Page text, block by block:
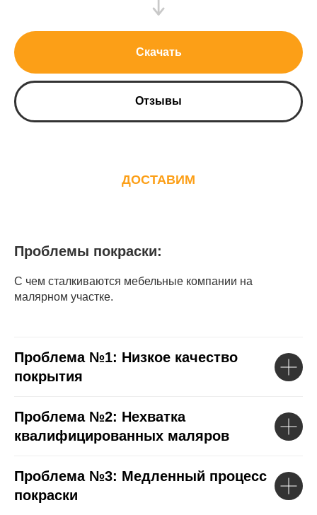
Скачать
Отзывы
ДОСТАВИМ
Проблемы покраски:
С чем сталкиваются мебельные компании на
малярном участке.
Проблема №1: Низкое качество
покрытия
Проблема №2: Нехватка
квалифицированных маляров
Проблема №3: Медленный процесс
покраски